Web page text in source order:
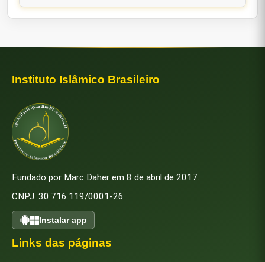
Instituto Islâmico Brasileiro
Fundado por Marc Daher em 8 de abril de 2017.
CNPJ: 30.716.119/0001-26
Instalar app
Links das páginas